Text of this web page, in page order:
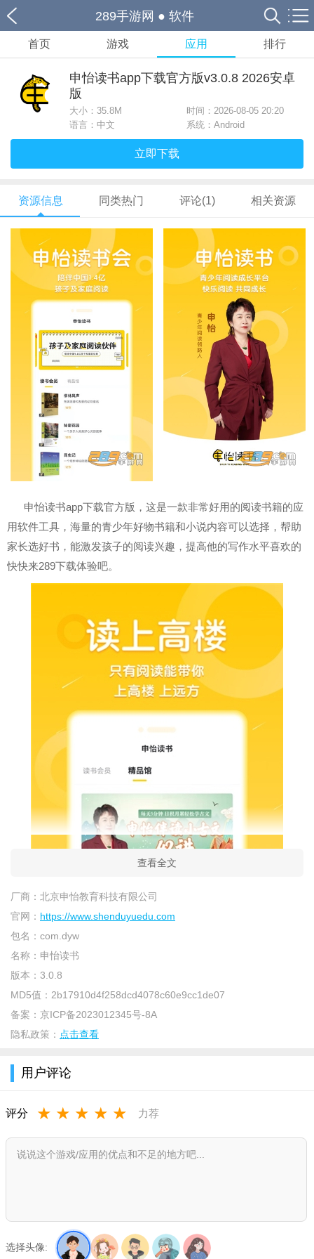
289手游网 ● 软件
首页 游戏 应用 排行
申怡读书app下载官方版v3.0.8 2026安卓
版
大小： 35.8M
时间：2026-08-05 20:20
语言：中文
系统：Android
立即下载
资源信息 同类热门 评论(1) 相关资源
申怡读书app下载官方版，这是一款非常好用的阅读书籍的应
用软件工具，海量的青少年好物书籍和小说内容可以选择，帮助
家长选好书，能激发孩子的阅读兴趣，提高他的写作水平喜欢的
快快来289下载体验吧。
申怡读书app让你的孩子彻底的爱上读书，原创的趣味阅读方
疑问，再有父母帮忙解读，在无形中开发了还在的心智，让你的
介绍
书、会应用的知识服务软件，研究性训练计划是让大家参与到课
题研究中，通过实践中获得各种能力，其涉及到的知识是综合
查看全文
厂商： 北京申怡教育科技有限公司
官网： https://www.shenduyuedu.com
包名： com.dyw
名称： 申怡读书
版本： 3.0.8
MD5值： 2b17910d4f258dcd4078c60e9cc1de07
备案： 京ICP备2023012345号-8A
隐私政策： 点击查看
用户评论
评分 ★ ★ ★ ★ ★ 力荐
选择头像: